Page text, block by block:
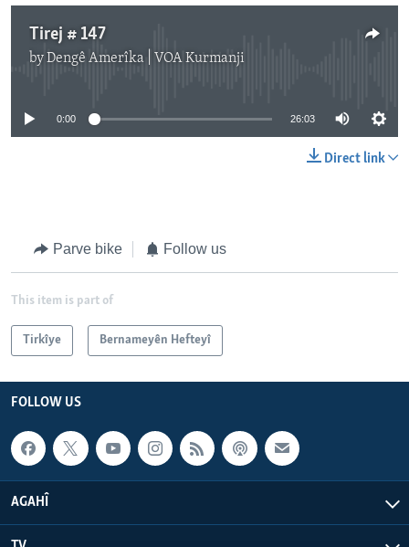
Tirej # 147
byDengê Amerîka | VOA Kurmanji
No media source currently available
0:00 26:03
Direct link
Parve bike Follow us
This item is part of
Tirkîye Bernameyên Hefteyî
FOLLOW US
AGAHÎ